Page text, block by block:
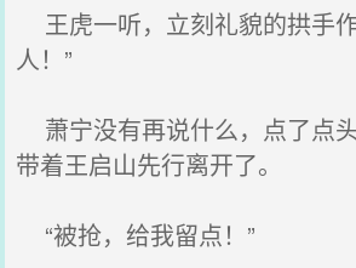
王虎一听，立刻礼貌的拱手
人！”
萧宁没有再说什么，点了点
带着王启山先行离开了。
“被抢，给我留点！”